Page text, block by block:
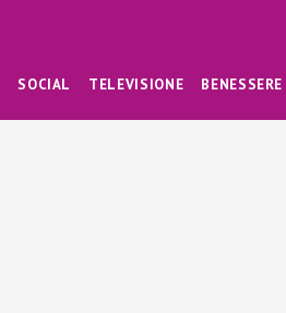
SOCIAL TELEVISIONE BENESSERE